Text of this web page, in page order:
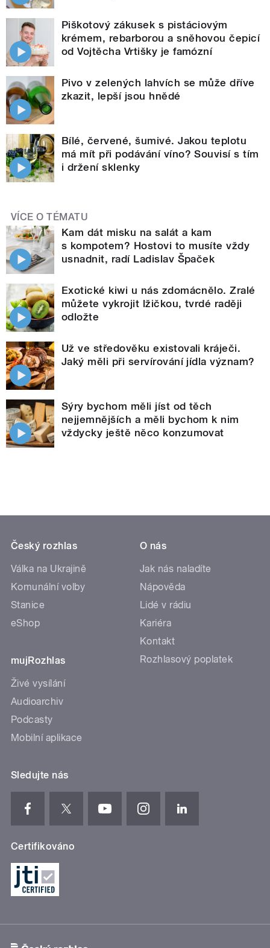
Piškotový zákusek s pistáciovým
krémem, rebarborou a sněhovou čepicí
od Vojtěcha Vrtišky je famózní
Pivo v zelených lahvích se může dříve
zkazit, lepší jsou hnědé
Bílé, červené, šumivé. Jakou teplotu
má mít při podávání víno? Souvisí s tím
i držení sklenky
VÍCE O TÉMATU
Kam dát misku na salát a kam
s kompotem? Hostovi to musíte vždy
usnadnit, radí Ladislav Špaček
Exotické kiwi u nás zdomácnělo. Zralé
můžete vykrojit lžičkou, tvrdé raději
odložte
Už ve středověku existovali kráječi.
Jaký měli při servírování jídla význam?
Sýry bychom měli jíst od těch
nejjemnějších a měli bychom k nim
vždycky ještě něco konzumovat
Český rozhlas
Válka na Ukrajině
Komunální volby
Stanice
eShop
mujRozhlas
Živé vysílání
Audioarchiv
Podcasty
Mobilní aplikace
O nás
Jak nás naladíte
Nápověda
Lidé v rádiu
Kariéra
Kontakt
Rozhlasový poplatek
Sledujte nás
Certifikováno